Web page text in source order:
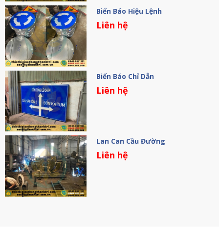
Biển Báo Hiệu Lệnh
Liên hệ
Biển Báo Chỉ Dẫn
Liên hệ
Lan Can Cầu Đường
Liên hệ